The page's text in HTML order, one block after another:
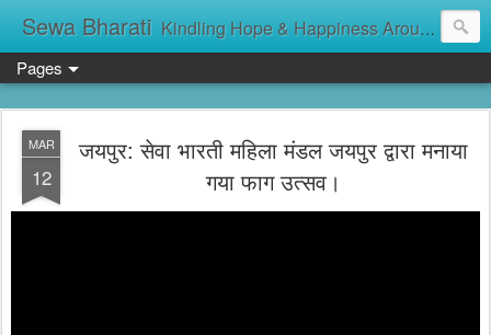
Sewa Bharati Kindling Hope & Happiness Around सेवा भारती சேவாபாரதி సేవా భారతి സേവാഭാരതി સેવા ભારતી সেবা ভাঁরাটি
Pages
MAR
12
जयपुर: सेवा भारती महिला मंडल जयपुर द्वारा मनाया
गया फाग उत्सव।